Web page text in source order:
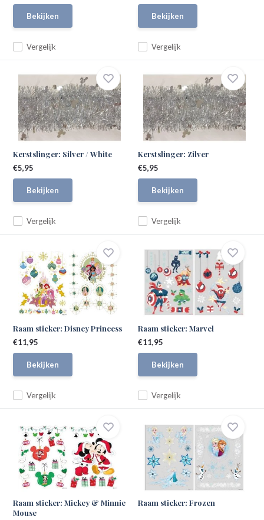
Vergelijk
Bekijken
Vergelijk
Bekijken
Kerstslinger: Silver / White
Vergelijk
€5,95
Bekijken
Kerstslinger: Zilver
Vergelijk
€5,95
Bekijken
Raam sticker: Disney Princess
Vergelijk
€11,95
Bekijken
Raam sticker: Marvel
Vergelijk
€11,95
Bekijken
Raam sticker: Mickey & Minnie
Mouse
Raam sticker: Frozen